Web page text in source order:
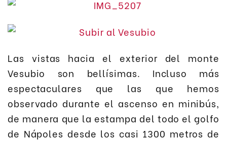
Las vistas hacia el exterior del monte
Vesubio son bellísimas. Incluso más
espectaculares que las que hemos
observado durante el ascenso en minibús,
de manera que la estampa del todo el golfo
de Nápoles desde los casi 1300 metros de